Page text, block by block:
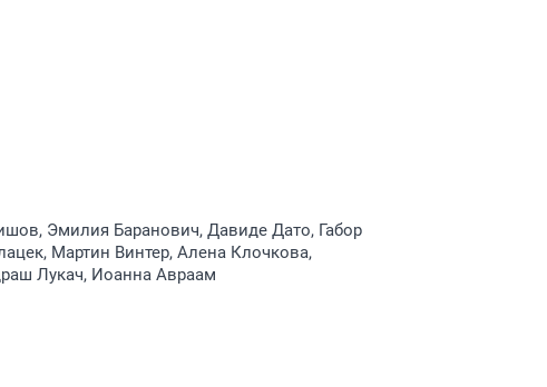
Эмилия Баранович, Давиде Дато, Габор
Мартин Винтер, Алена Клочкова,
Лукач, Иоанна Авраам